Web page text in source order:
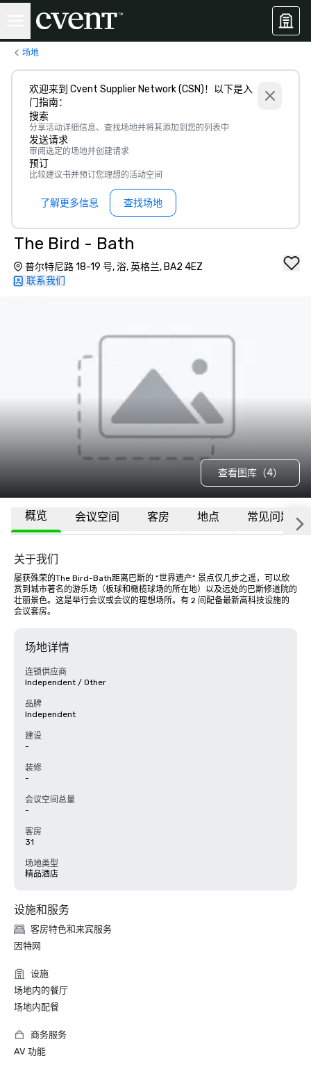
场地
欢迎来到 Cvent Supplier Network (CSN)！以下是入
门指南：
搜索
分享活动详细信息、查找场地并将其添加到您的列表中
发送请求
审阅选定的场地并创建请求
预订
比较建议书并预订您理想的活动空间
了解更多信息 查找场地
The Bird - Bath
普尔特尼路 18-19 号, 浴, 英格兰, BA2 4EZ
联系我们
查看图库（4）
概览 会议空间 客房 地点 常见问题
关于我们
屡获殊荣的The Bird-Bath距离巴斯的 “世界遗产” 景点仅几步之遥，可以欣
赏到城市著名的游乐场（板球和橄榄球场的所在地）以及远处的巴斯修道院的
壮丽景色。这是举行会议或会议的理想场所。有 2 间配备最新高科技设施的
会议套房。
场地详情
连锁供应商
Independent / Other
品牌
Independent
建设
-
装修
-
会议空间总量
-
客房
31
场地类型
精品酒店
设施和服务
客房特色和来宾服务
因特网
设施
场地内的餐厅
场地内配餐
商务服务
AV 功能